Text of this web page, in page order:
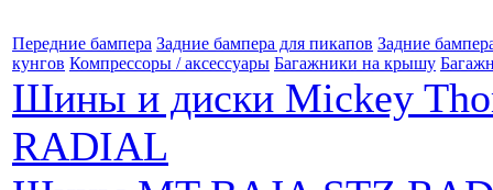
Передние бампера Задние бампера для пикапов Задние
кунгов Компрессоры / аксессуары Багажники на крышу
Шины и диски Mickey
RADIAL